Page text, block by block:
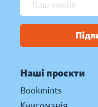
Наші проєкти
Bookmints